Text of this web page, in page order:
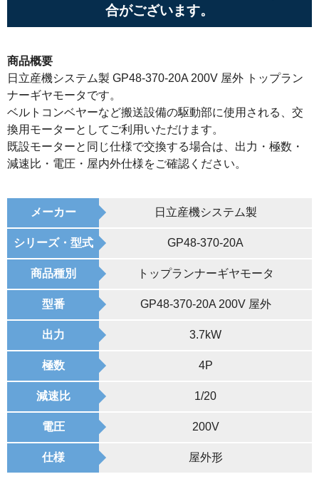
合がございます。
商品概要
日立産機システム製 GP48-370-20A 200V 屋外 トップラン
ナーギヤモータです。
ベルトコンベヤーなど搬送設備の駆動部に使用される、交
換用モーターとしてご利用いただけます。
既設モーターと同じ仕様で交換する場合は、出力・極数・
減速比・電圧・屋内外仕様をご確認ください。
メーカー 日立産機システム製
シリーズ・型式 GP48-370-20A
商品種別 トップランナーギヤモータ
型番 GP48-370-20A 200V 屋外
出力 3.7kW
極数 4P
減速比 1/20
電圧 200V
仕様 屋外形